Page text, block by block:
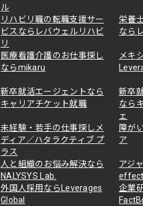
ル
リハビリ職の転職支援サー
ビスならレバウェルリハビ
リ
栄養
なら
医療看護介護のお仕事探し
ならmikaru
メキ
新卒就活エージェントなら
キャリアチケット就職
新卒
なら
ェ
未経験・若手の仕事探しメ
ディア／ハタラクティブ プ
ラス
障が
ア
人と組織のお悩み解決なら
NALYSYS Lab.
アジ
外国人採用ならLeverages
Global
企業